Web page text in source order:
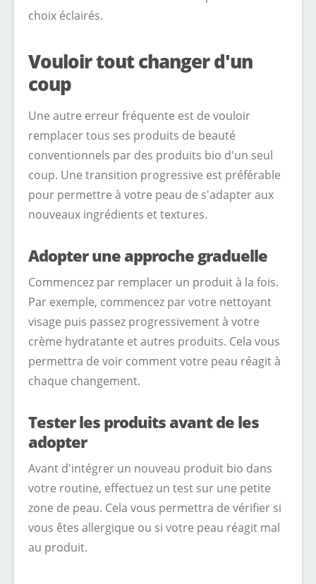
choix éclairés.
Vouloir tout changer d'un
coup
Une autre erreur fréquente est de vouloir
remplacer tous ses produits de beauté
conventionnels par des produits bio d'un seul
coup. Une transition progressive est préférable
pour permettre à votre peau de s'adapter aux
nouveaux ingrédients et textures.
Adopter une approche graduelle
Commencez par remplacer un produit à la fois.
Par exemple, commencez par votre nettoyant
visage puis passez progressivement à votre
crème hydratante et autres produits. Cela vous
permettra de voir comment votre peau réagit à
chaque changement.
Tester les produits avant de les
adopter
Avant d'intégrer un nouveau produit bio dans
votre routine, effectuez un test sur une petite
zone de peau. Cela vous permettra de vérifier si
vous êtes allergique ou si votre peau réagit mal
au produit.